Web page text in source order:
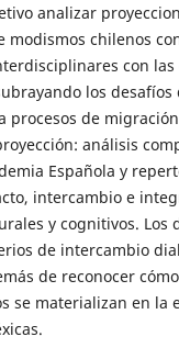
analizar
chilenos
con las
los desafíos
de
análisis
Española y
intercambio e
y cognitivos. Los
de intercambio
de reconocer
se materializan en la